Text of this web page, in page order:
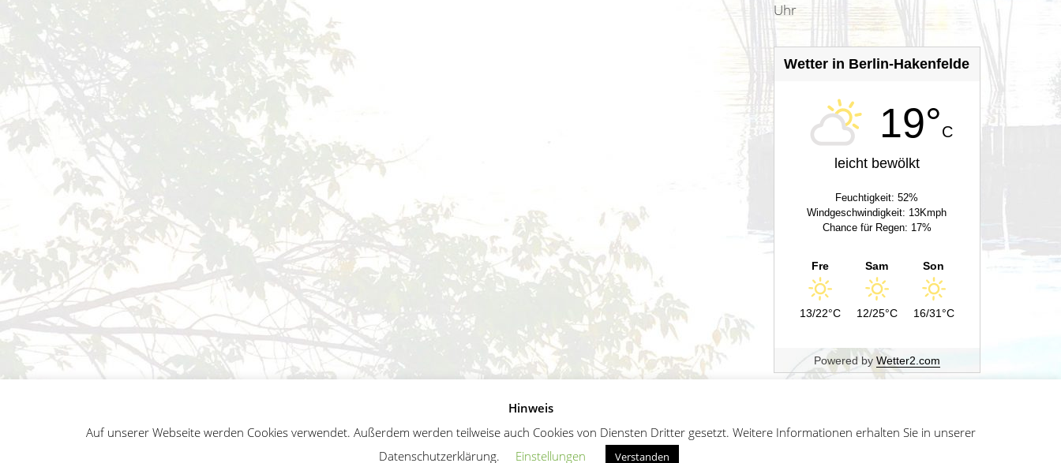
Uhr
Wetter in Berlin-Hakenfelde
19°C
leicht bewölkt
Feuchtigkeit: 52%
Windgeschwindigkeit: 13Kmph
Chance für Regen: 17%
Fre
13/22°C
Sam
12/25°C
Son
16/31°C
Powered by Wetter2.com
Impressum Datenschutz Sitemap German
Hinweis
Auf unserer Webseite werden Cookies verwendet. Außerdem werden teilweise auch Cookies von Diensten Dritter gesetzt. Weitere Informationen erhalten Sie in unserer
Datenschutzerklärung.
Einstellungen Verstanden